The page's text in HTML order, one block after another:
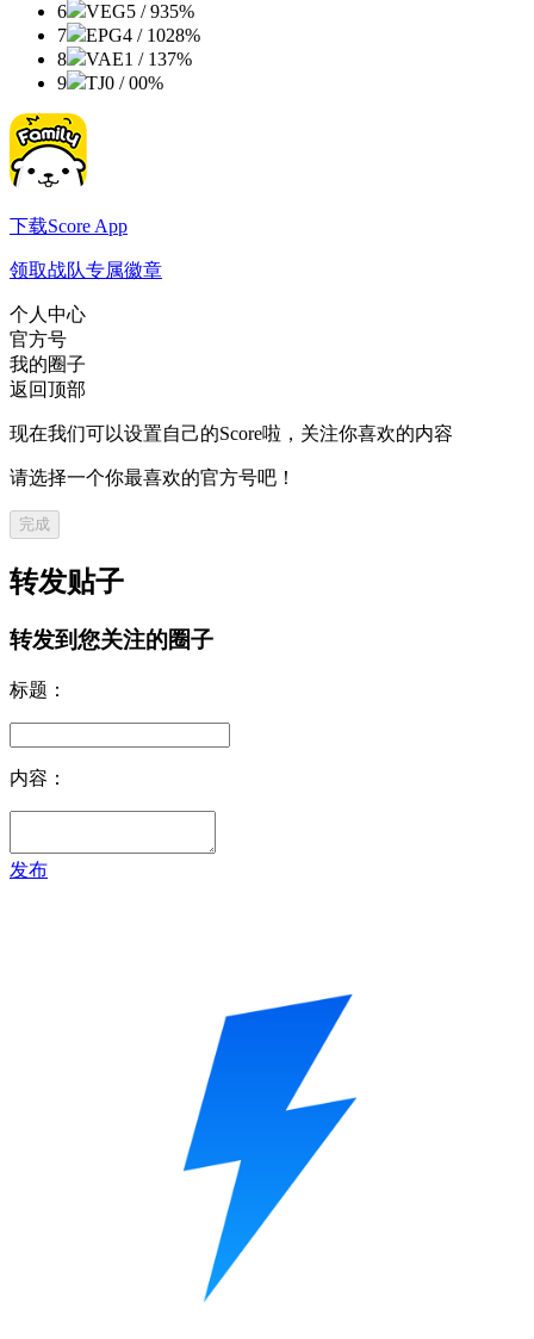
6
VEG5 / 935%
7
EPG4 / 1028%
8
VAE1 / 137%
9
TJ0 / 00%
下载Score App
领取战队专属徽章
个人中心
官方号
我的圈子
返回顶部
现在我们可以设置自己的Score啦，关注你喜欢的内容
请选择一个你最喜欢的官方号吧！
完成
转发贴子
转发到您关注的圈子
标题：
内容：
发布